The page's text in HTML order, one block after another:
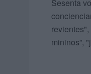
Sesenta
revientes",
mininos”,